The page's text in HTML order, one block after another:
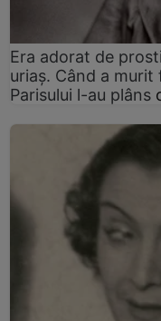
Era adorat de
uriaș. Când a
Parisului l-au plâns